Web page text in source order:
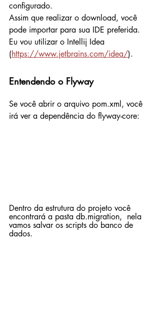
configurado.
Assim que realizar o download, você
pode importar para sua IDE preferida.
Eu vou utilizar o Intellij Idea
(https://www.jetbrains.com/idea/).
Entendendo o Flyway
Se você abrir o arquivo pom.xml, você
irá ver a dependência do flyway-core:
Dentro da estrutura do projeto você
encontrará a pasta db.migration,  nela
vamos salvar os scripts do banco de
dados.